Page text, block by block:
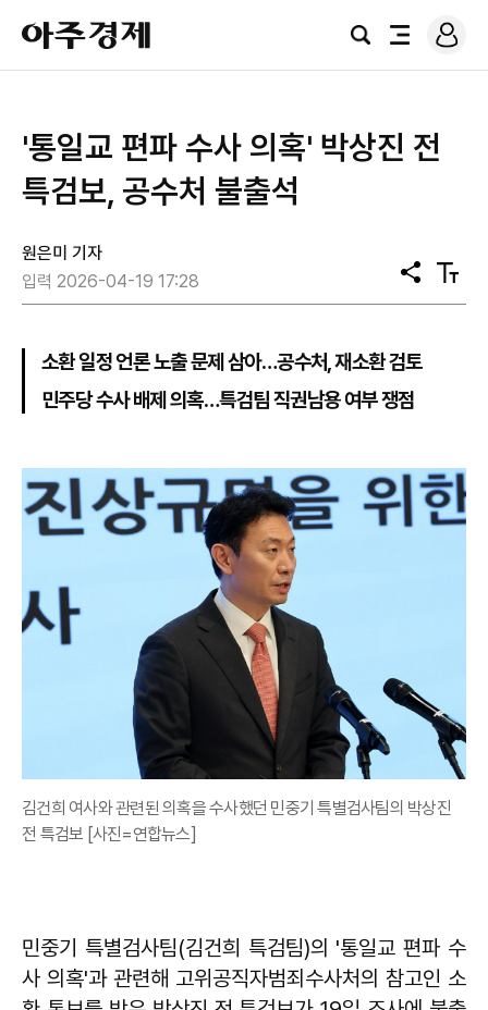
아
주
경
검
전
로
그
'통일교 편파 수사 의혹' 박상진 전
특검보, 공수처 불출석
원은미 기자
입력 2026-04-19 17:28
공
유
텍
스
소환 일정 언론 노출 문제 삼아…공수처, 재소환 검토
민주당 수사 배제 의혹…특검팀 직권남용 여부 쟁점
김건희 여사와 관련된 의혹을 수사했던 민중기 특별검사팀의 박상진
전 특검보 [사진=연합뉴스]
민중기 특별검사팀(김건희 특검팀)의 '통일교 편파 수
사 의혹'과 관련해 고위공직자범죄수사처의 참고인 소